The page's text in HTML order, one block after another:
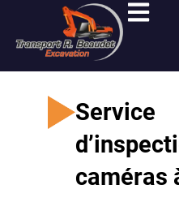
contenu
Service
caméras